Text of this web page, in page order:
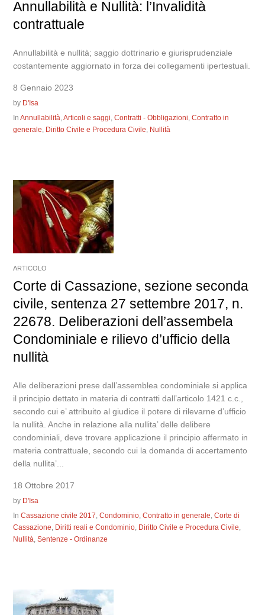
Annullabilità e Nullità: l’Invalidità
contrattuale
Annullabilità e nullità; saggio dottrinario e giurisprudenziale
costantemente aggiornato in forza dei collegamenti ipertestuali.
8 Gennaio 2023
by D'Isa
InAnnullabilità,Articoli e saggi,Contratti - Obbligazioni,Contratto in
generale, Diritto Civile e Procedura Civile, Nullità
ARTICOLO
Corte di Cassazione, sezione seconda
civile, sentenza 27 settembre 2017, n.
22678. Deliberazioni dell’assembela
Condominiale e rilievo d’ufficio della
nullità
Alle deliberazioni prese dall’assemblea condominiale si applica
il principio dettato in materia di contratti dall’articolo 1421 c.c.,
secondo cui e’ attribuito al giudice il potere di rilevarne d’ufficio
la nullità. Anche in relazione alla nullita’ delle delibere
condominiali, deve trovare applicazione il principio affermato in
materia contrattuale, secondo cui la domanda di accertamento
della nullita’...
18 Ottobre 2017
by D'Isa
InCassazione civile 2017,Condominio,Contratto in generale,Corte di
Cassazione, Diritti reali e Condominio, Diritto Civile e Procedura Civile,
Nullità,Sentenze - Ordinanze